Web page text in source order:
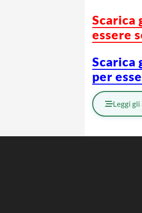
Scarica
essere
Scarica
per
Leggi